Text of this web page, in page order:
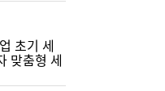
초기 세
맞춤형 세